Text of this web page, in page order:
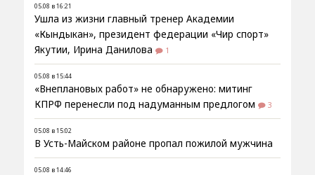
05.08 в 16:21
Ушла из жизни главный тренер Академии
«Кындыкан», президент федерации «Чир спорт»
Якутии, Ирина Данилова
1
05.08 в 15:44
«Внеплановых работ» не обнаружено: митинг
КПРФ перенесли под надуманным предлогом
3
05.08 в 15:02
В Усть-Майском районе пропал пожилой мужчина
05.08 в 14:46